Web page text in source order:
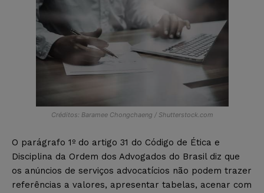
Créditos: Baramee Chongchaeng / Shutterstock.com
O parágrafo 1º do artigo 31 do Código de Ética e
Disciplina da Ordem dos Advogados do Brasil diz que
os anúncios de serviços advocatícios não podem trazer
referências a valores, apresentar tabelas, acenar com